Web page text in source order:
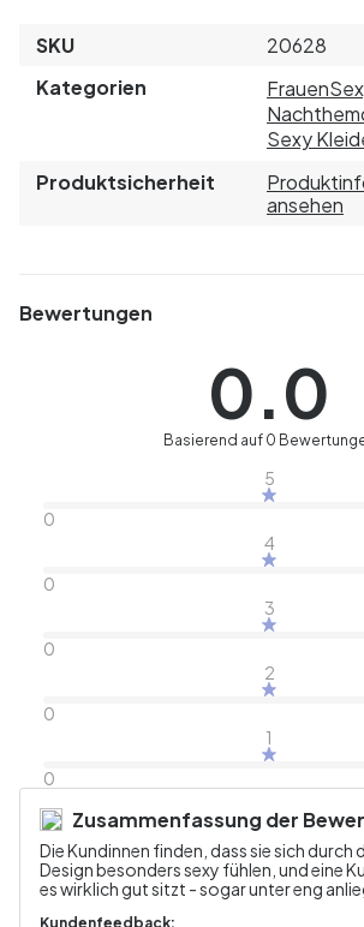
SKU
20628
Kategorien
Frauen
Sexy
Produktsicherheit
ansehen
Bewertungen
0.0
Basierend auf 0
5
0
4
0
3
0
2
0
1
0
Zusammenfassung der
Die Kundinnen finden, dass sie sich durch
Design besonders sexy fühlen, und eine
es wirklich gut sitzt - sogar unter eng
Kundenfeedback: